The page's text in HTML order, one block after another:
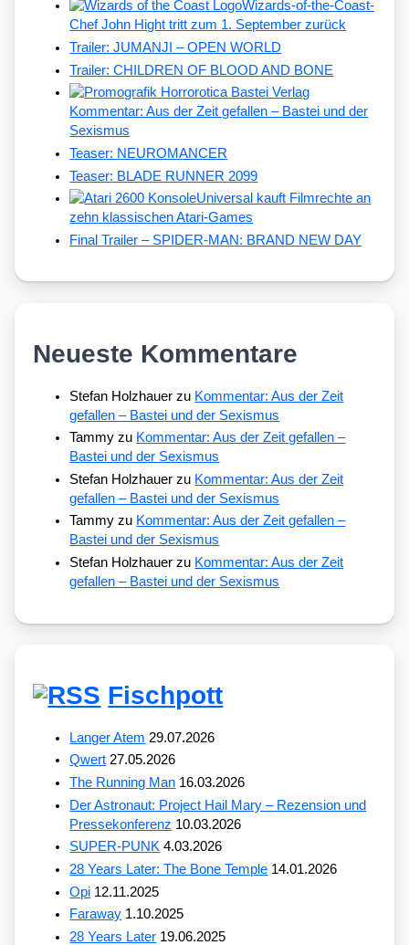
Wizards-of-the-Coast-
Chef John Hight tritt zum 1. September zurück
Trailer: JUMANJI – OPEN WORLD
Trailer: CHILDREN OF BLOOD AND BONE
Kommentar: Aus der Zeit gefallen – Bastei und der
Sexismus
Teaser: NEUROMANCER
Teaser: BLADE RUNNER 2099
Universal kauft Filmrechte an
zehn klassischen Atari-Games
Final Trailer – SPIDER-MAN: BRAND NEW DAY
Neueste Kommentare
Stefan Holzhauer zu Kommentar: Aus der Zeit
gefallen – Bastei und der Sexismus
Tammy zu Kommentar: Aus der Zeit gefallen –
Bastei und der Sexismus
Stefan Holzhauer zu Kommentar: Aus der Zeit
gefallen – Bastei und der Sexismus
Tammy zu Kommentar: Aus der Zeit gefallen –
Bastei und der Sexismus
Stefan Holzhauer zu Kommentar: Aus der Zeit
gefallen – Bastei und der Sexismus
Fischpott
Langer Atem 29.07.2026
Qwert 27.05.2026
The Running Man 16.03.2026
Der Astronaut: Project Hail Mary – Rezension und
Pressekonferenz 10.03.2026
SUPER-PUNK 4.03.2026
28 Years Later: The Bone Temple 14.01.2026
Opi 12.11.2025
Faraway 1.10.2025
28 Years Later 19.06.2025